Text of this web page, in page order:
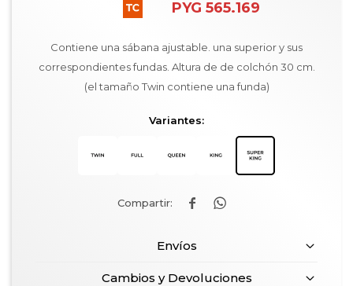
PYG 565.169
Contiene una sábana ajustable. una superior y sus
correspondientes fundas. Altura de de colchón 30 cm.
(el tamaño Twin contiene una funda)
Variantes:
 
Envíos
Cambios y Devoluciones